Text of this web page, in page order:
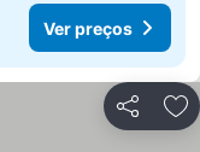
Ver preços
Partilhar